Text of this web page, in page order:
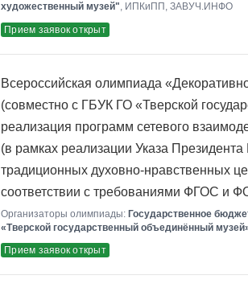
художественный музей", ИПКиПП, ЗАВУЧ.ИНФО
Прием заявок открыт
Всероссийская олимпиада
(совместно с ГБУК ГО «Тверской
реализация программ сетевого
(в рамках реализации Указа
традиционных духовно-нравственных
соответствии с требованиями ФГОС и
Организаторы олимпиады: Государственное
«Тверской государственный объединённый
Прием заявок открыт